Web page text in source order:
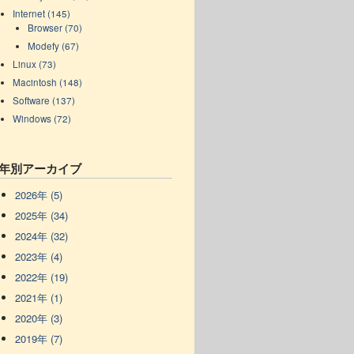
Internet (145)
Browser (70)
Modefy (67)
Linux (73)
Macintosh (148)
Software (137)
Windows (72)
別アーカイブ
2026年 (5)
2025年 (34)
2024年 (32)
2023年 (4)
2022年 (19)
2021年 (1)
2020年 (3)
2019年 (7)